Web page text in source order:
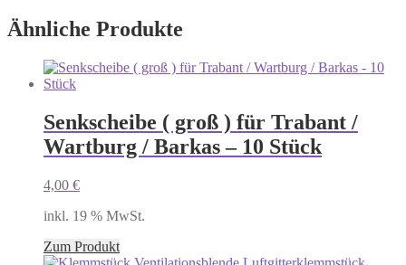
Ähnliche Produkte
Senkscheibe ( groß ) für Trabant /
Wartburg / Barkas – 10 Stück
4,00 €
inkl. 19 % MwSt.
Zum Produkt